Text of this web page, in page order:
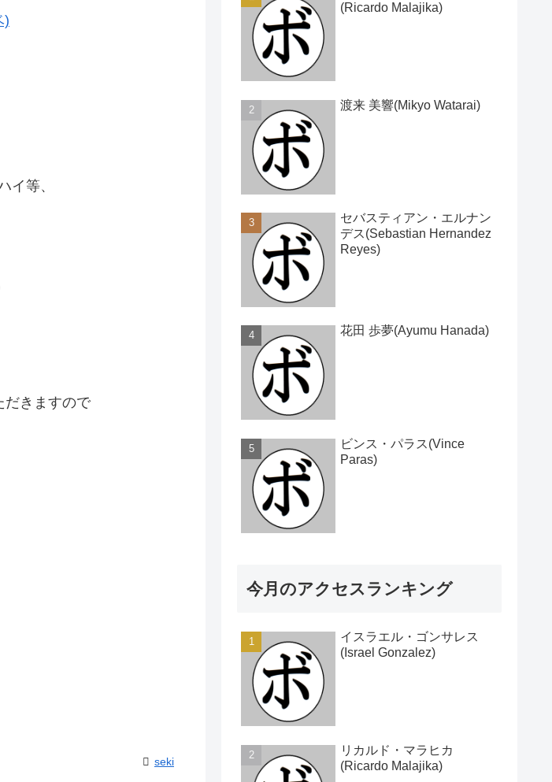
)
イ等、
きますので
seki
(Ricardo Malajika)
渡来 美響(Mikyo Watarai)
セバスティアン・エルナン
デス(Sebastian Hernandez
Reyes)
花田 歩夢(Ayumu Hanada)
ビンス・パラス(Vince
Paras)
今月のアクセスランキング
イスラエル・ゴンサレス
(Israel Gonzalez)
リカルド・マラヒカ
(Ricardo Malajika)